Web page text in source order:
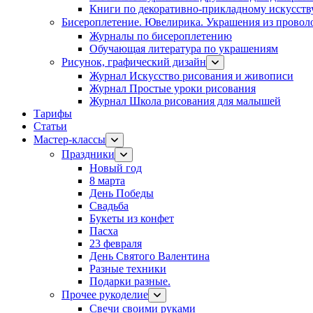
Книги по декоративно-прикладному
Бисероплетение. Ювелирика. Украшения из
Журналы по бисероплетению
Обучающая литература по украшениям
Рисунок, графический дизайн
Журнал Искусство рисования и живописи
Журнал Простые уроки рисования
Журнал Школа рисования для малышей
Тарифы
Статьи
Мастер-классы
Праздники
Новый год
8 марта
День Победы
Свадьба
Букеты из конфет
Пасха
23 февраля
День Святого Валентина
Разные техники
Подарки разные.
Прочее рукоделие
Свечи своими руками